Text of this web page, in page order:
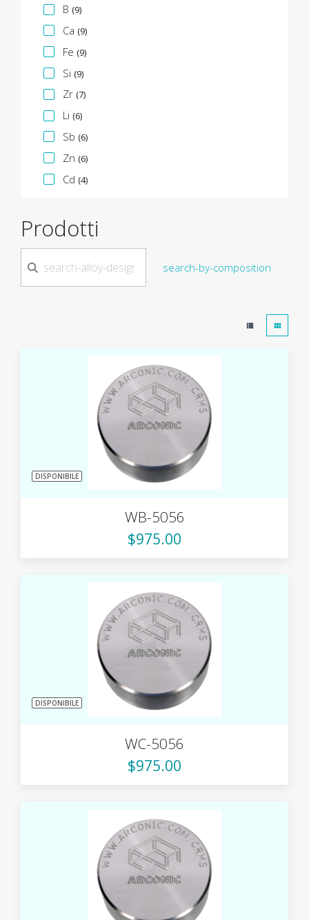
B (9)
Ca (9)
Fe (9)
Si (9)
Zr (7)
Li (6)
Sb (6)
Zn (6)
Cd (4)
Prodotti
search-by-composition
DISPONIBILE
WB-5056
$975.00
DISPONIBILE
WC-5056
$975.00